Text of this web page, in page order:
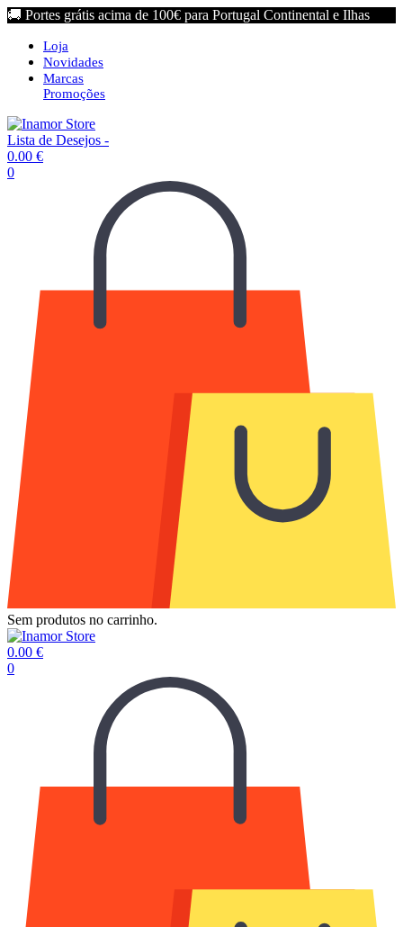
🚚 Portes grátis acima de 100€ para Portugal Continental e Ilhas
Loja
Novidades
Marcas
Promoções
Lista de Desejos -
0.00 €
0
Sem produtos no carrinho.
0.00 €
0